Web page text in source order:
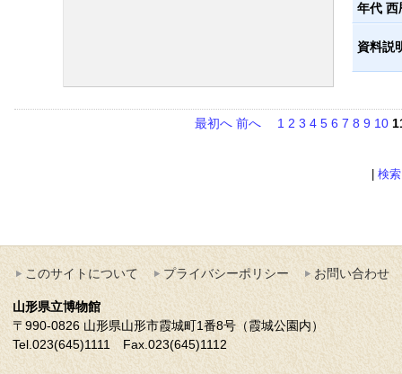
年代 西
資料説
最初へ 前へ 1 2 3 4 5 6 7 8 9 10
|検
このサイトについて プライバシーポリシー お問い合わせ
山形県立博物館
〒990-0826 山形県山形市霞城町1番8号（霞城公園内）
Tel.023(645)1111 Fax.023(645)1112